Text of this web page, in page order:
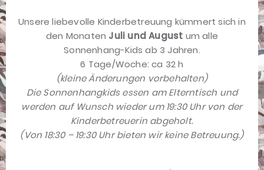
Unsere liebevolle Kinderbetreuung kümmert sich in
den Monaten Juli und August um alle
Sonnenhang-Kids ab 3 Jahren.
6 Tage/Woche: ca 32 h
(kleine Änderungen vorbehalten)
Die Sonnenhangkids essen am Elterntisch und
werden auf Wunsch wieder um 19:30 Uhr von der
Kinderbetreuerin abgeholt.
(Von 18:30 – 19:30 Uhr bieten wir keine Betreuung.)